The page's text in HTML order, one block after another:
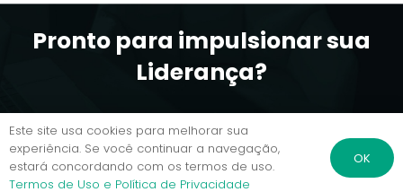
Pronto para impulsionar sua
Liderança?
Agende uma reunião conosco
Este site usa cookies para melhorar sua
experiência. Se você continuar a navegação,
estará concordando com os termos de uso.
Termos de Uso e Política de Privacidade
OK